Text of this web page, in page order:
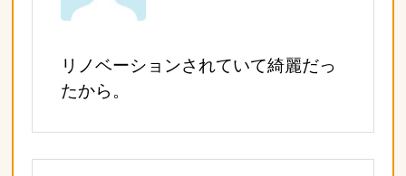
リノベーションされていて綺麗だっ
たから。